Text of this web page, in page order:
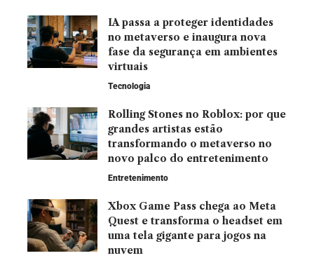
IA passa a proteger identidades
no metaverso e inaugura nova
fase da segurança em ambientes
virtuais
Tecnologia
Rolling Stones no Roblox: por que
grandes artistas estão
transformando o metaverso no
novo palco do entretenimento
Entretenimento
Xbox Game Pass chega ao Meta
Quest e transforma o headset em
uma tela gigante para jogos na
nuvem